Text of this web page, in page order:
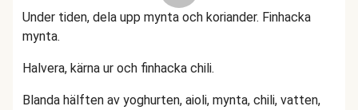
Under tiden, dela upp mynta och koriander. Finhacka
mynta.
Halvera, kärna ur och finhacka chili.
Blanda hälften av yoghurten, aioli, mynta, chili, vatten,